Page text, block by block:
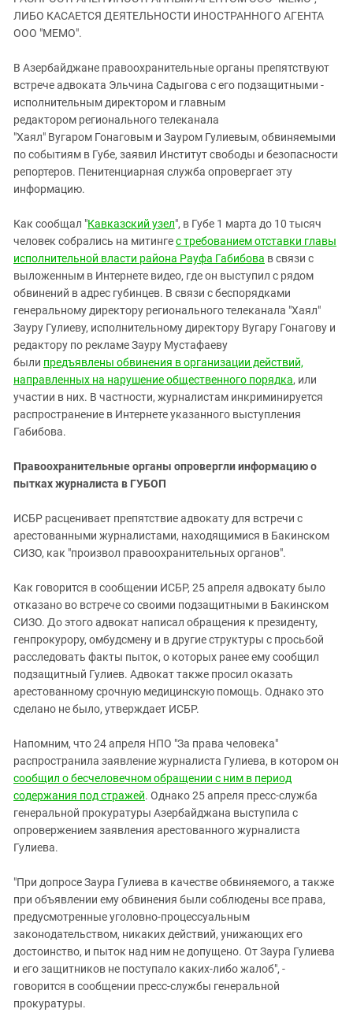
ЗАСТАВЛЯЕТ
МОБИЛИЗАЦИЯ И ПРОТЕСТЫ
Дагестан
Ингушетия
Кабардино-Балкария
Калмыкия
Карачаево-Черкесия
Краснодарский край
Нагорный Карабах
Российская Федерация
Северная Осетия - Алания
СКФО
Ставропольский край
Чечня
Южная Осетия
Южный Кавказ
ЮФО
ЛИБО КАСАЕТСЯ ДЕЯТЕЛЬНОСТИ ИНОСТРАННОГО АГЕНТА
ООО "МЕМО".
В Азербайджане правоохранительные органы препятствуют
встрече адвоката Эльчина Садыгова с его подзащитными -
исполнительным директором и главным
редактором регионального телеканала
"Хаял" Вугаром Гонаговым и Зауром Гулиевым, обвиняемыми
по событиям в Губе, заявил Институт свободы и безопасности
репортеров. Пенитенциарная служба опровергает эту
информацию.
Как сообщал "Кавказский узел", в Губе 1 марта до 10 тысяч
человек собрались на митингес требованием отставки главы
исполнительной власти района Рауфа Габибова в связи с
выложенным в Интернете видео, где он выступил с рядом
обвинений в адрес губинцев. В связи с беспорядками
генеральному директору регионального телеканала "Хаял"
Зауру Гулиеву, исполнительному директору Вугару Гонагову и
редактору по рекламе Зауру Мустафаеву
были предъявлены обвинения в организации действий,
направленных на нарушение общественного порядка, или
участии в них. В частности, журналистам инкриминируется
распространение в Интернете указанного выступления
Габибова.
Правоохранительные органы опровергли информацию о
пытках журналиста в ГУБОП
ИСБР расценивает препятствие адвокату для встречи с
арестованными журналистами, находящимися в Бакинском
СИЗО, как "произвол правоохранительных органов".
Как говорится в сообщении ИСБР, 25 апреля адвокату было
отказано во встрече со своими подзащитными в Бакинском
СИЗО. До этого адвокат написал обращения к президенту,
генпрокурору, омбудсмену и в другие структуры с просьбой
расследовать факты пыток, о которых ранее ему сообщил
подзащитный Гулиев. Адвокат также просил оказать
арестованному срочную медицинскую помощь. Однако это
сделано не было, утверждает ИСБР.
Напомним, что 24 апреля НПО "За права человека"
распространила заявление журналиста Гулиева, в котором он
сообщил о бесчеловечном обращении с ним в период
содержания под стражей. Однако 25 апреля пресс-служба
генеральной прокуратуры Азербайджана выступила с
опровержением заявления арестованного журналиста
Гулиева.
"При допросе Заура Гулиева в качестве обвиняемого, а также
при объявлении ему обвинения были соблюдены все права,
предусмотренные уголовно-процессуальным
законодательством, никаких действий, унижающих его
достоинство, и пыток над ним не допущено. От Заура Гулиева
и его защитников не поступало каких-либо жалоб", -
говорится в сообщении пресс-службы генеральной
прокуратуры.